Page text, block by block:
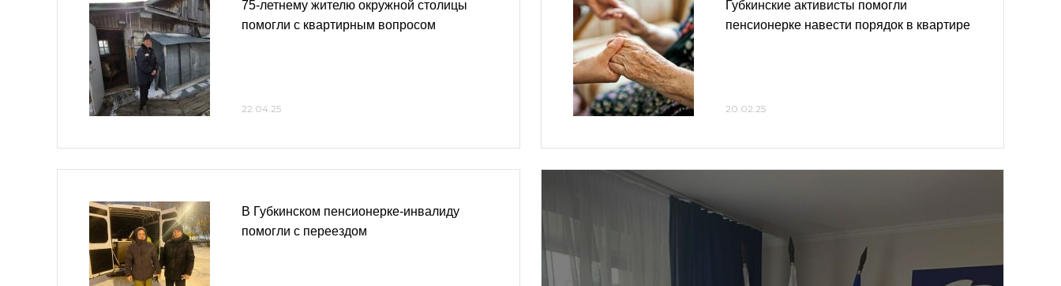
75-летнему жителю окружной столицы
помогли с квартирным вопросом
22.04.25
Губкинские активисты помогли
пенсионерке навести порядок в квартире
20.02.25
В Губкинском пенсионерке-инвалиду
помогли с переездом